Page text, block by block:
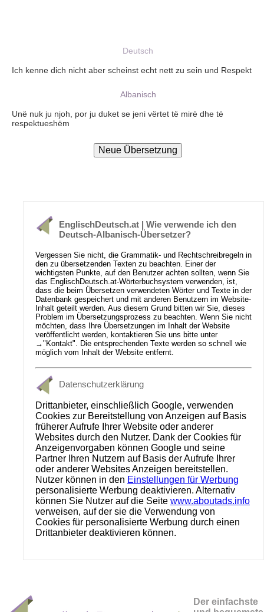
Deutsch
Ich kenne dich nicht aber scheinst echt nett zu sein und Respekt
Albanisch
Unë nuk ju njoh, por ju duket se jeni vërtet të mirë dhe të
respektueshëm
EnglischDeutsch.at | Wie verwende ich den
Deutsch-Albanisch-Übersetzer?
Vergessen Sie nicht, die Grammatik- und Rechtschreibregeln in
den zu übersetzenden Texten zu beachten. Einer der
wichtigsten Punkte, auf den Benutzer achten sollten, wenn Sie
das EnglischDeutsch.at-Wörterbuchsystem verwenden, ist,
dass die beim Übersetzen verwendeten Wörter und Texte in der
Datenbank gespeichert und mit anderen Benutzern im Website-
Inhalt geteilt werden. Aus diesem Grund bitten wir Sie, dieses
Problem im Übersetzungsprozess zu beachten. Wenn Sie nicht
möchten, dass Ihre Übersetzungen im Inhalt der Website
veröffentlicht werden, kontaktieren Sie uns bitte unter
→"Kontakt" . Die entsprechenden Texte werden so schnell wie
möglich vom Inhalt der Website entfernt.
Datenschutzerklärung
Drittanbieter, einschließlich Google, verwenden
Cookies zur Bereitstellung von Anzeigen auf Basis
früherer Aufrufe Ihrer Website oder anderer
Websites durch den Nutzer. Dank der Cookies für
Anzeigenvorgaben können Google und seine
Partner Ihren Nutzern auf Basis der Aufrufe Ihrer
oder anderer Websites Anzeigen bereitstellen.
Nutzer können in den Einstellungen für Werbung
personalisierte Werbung deaktivieren. Alternativ
können Sie Nutzer auf die Seite www.aboutads.info
verweisen, auf der sie die Verwendung von
Cookies für personalisierte Werbung durch einen
Drittanbieter deaktivieren können.
Der einfachste